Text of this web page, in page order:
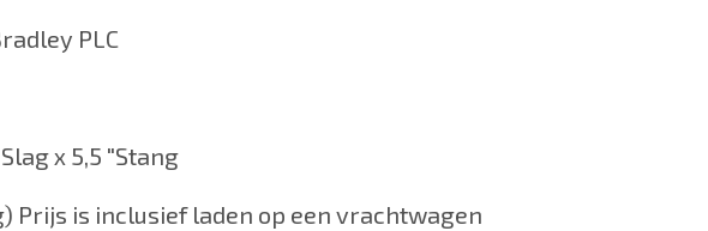
PLC
x 5,5 "Stang
Prijs is inclusief laden op een vrachtwagen